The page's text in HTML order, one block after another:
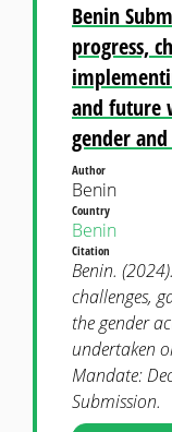
Benin
progress,
and future
gender
Author
Benin
Country
Benin
Citation
Benin.
challenges,
the gender
undertaken
Mandate:
Submission.